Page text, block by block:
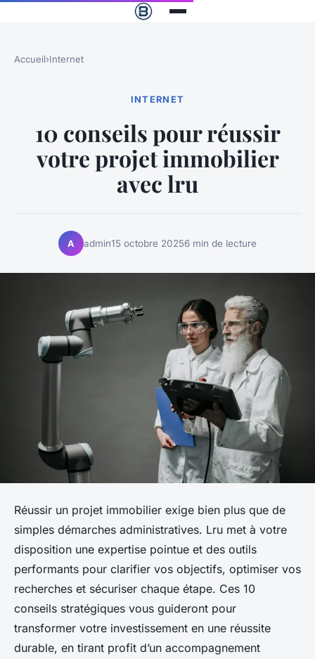
Accueil›Internet
INTERNET
10 conseils pour réussir
votre projet immobilier
avec lru
A admin15 octobre 20256 min de lecture
Réussir un projet immobilier exige bien plus que de
simples démarches administratives. Lru met à votre
disposition une expertise pointue et des outils
performants pour clarifier vos objectifs, optimiser vos
recherches et sécuriser chaque étape. Ces 10
conseils stratégiques vous guideront pour
transformer votre investissement en une réussite
durable, en tirant profit d’un accompagnement